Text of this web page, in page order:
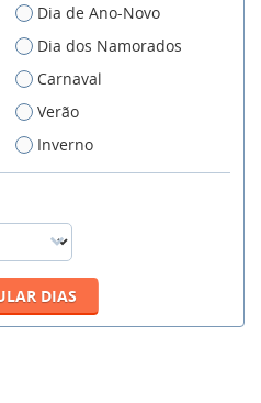
Dia de Ano-Novo
Dia dos Namorados
Carnaval
Verão
Inverno